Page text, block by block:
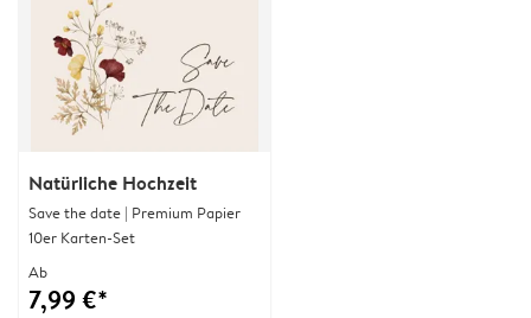
Natürliche Hochzeit
Save the date | Premium Papier
10er Karten-Set
Ab
7,99 €*